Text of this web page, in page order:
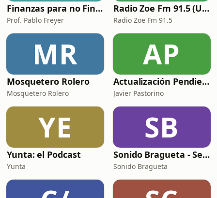
Finanzas para no Financieros
Prof. Pablo Freyer
Radio Zoe Fm 91.5 (Uruguay)
Radio Zoe Fm 91.5
MR
Mosquetero Rolero
Mosquetero Rolero
AP
Actualización Pendiente | Innovar lo público
Javier Pastorino
YE
Yunta: el Podcast
Yunta
SB
Sonido Bragueta - Servicio de compañía
Sonido Bragueta